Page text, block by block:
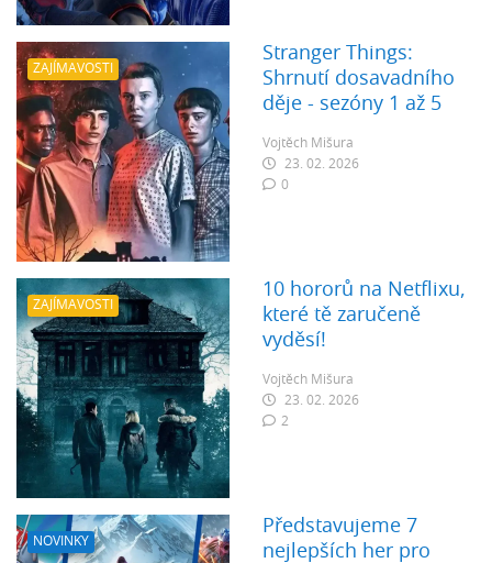
ZAJÍMAVOSTI
Stranger Things:
Shrnutí dosavadního
děje - sezóny 1 až 5
Vojtěch Mišura
23. 02. 2026
0
ZAJÍMAVOSTI
10 hororů na Netflixu,
které tě zaručeně
vyděsí!
Vojtěch Mišura
23. 02. 2026
2
NOVINKY
Představujeme 7
nejlepších her pro